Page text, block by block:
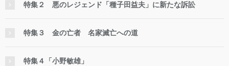
特集２ 悪のレジェンド「種子田益夫」に新たな訴訟
特集３ 金の亡者 名家滅亡への道
特集４「小野敏雄」